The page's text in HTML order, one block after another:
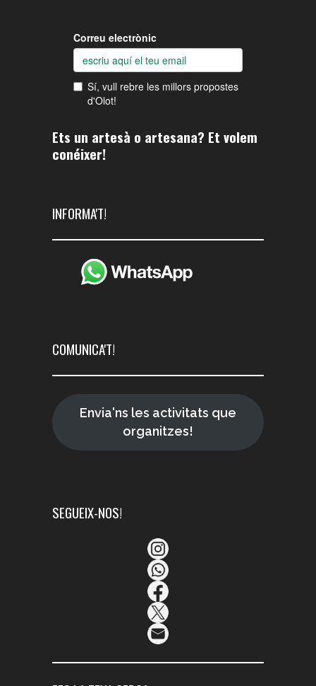
Ets un artesà o artesana? Et volem
conéixer!
INFORMA'T!
COMUNICA'T!
Envia'ns les activitats que
organitzes!
SEGUEIX-NOS!